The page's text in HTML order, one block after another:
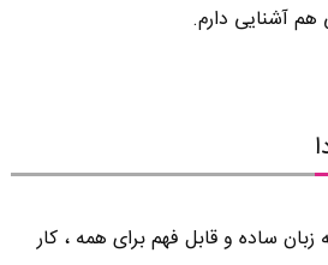
هم آشنایی دارم.
ساده و قابل فهم برای همه ، کار